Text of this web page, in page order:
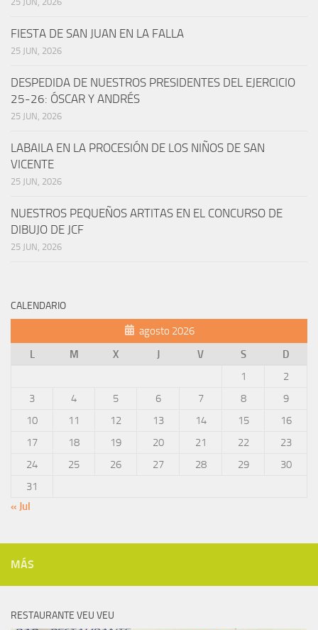
FIESTA DE SAN JUAN EN LA FALLA
25 JUN, 2026
DESPEDIDA DE NUESTROS PRESIDENTES DEL EJERCICIO
25-26: ÓSCAR Y ANDRÉS
25 JUN, 2026
LABAILA EN LA PROCESIÓN DE LOS NIÑOS DE SAN
VICENTE
25 JUN, 2026
NUESTROS PEQUEÑOS ARTITAS EN EL CONCURSO DE
DIBUJO DE JCF
25 JUN, 2026
CALENDARIO
agosto 2026
L
M X J V S
D
1
2
3
4 5 6 7 8
9
10
11 12 13 14 15
16
17
18 19 20 21 22
23
24
25 26 27 28 29
30
31
« Jul
MÁS
RESTAURANTE VEU VEU